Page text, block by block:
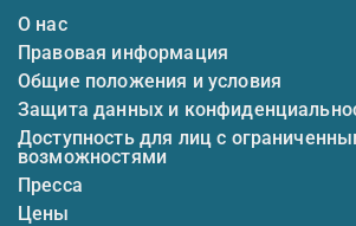
О нас
Правовая информация
Общие положения и условия
Защита данных и
Доступность для лиц с
возможностями
Пресса
Цены